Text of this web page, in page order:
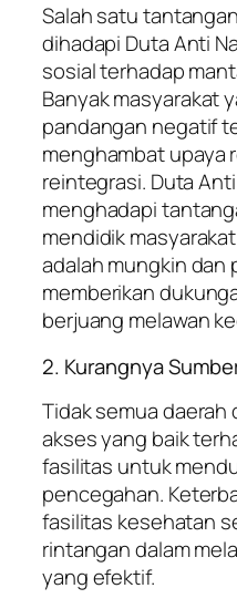
Salah satu
dihadapi Duta Anti
sosial terhadap
Banyak masyarakat
pandangan negatif
menghambat upaya
reintegrasi. Duta
menghadapi
mendidik
adalah mungkin
memberikan
berjuang melawan
2. Kurangnya
Tidak semua daerah
akses yang baik
fasilitas untuk
pencegahan.
fasilitas kesehatan
rintangan dalam
yang efektif.